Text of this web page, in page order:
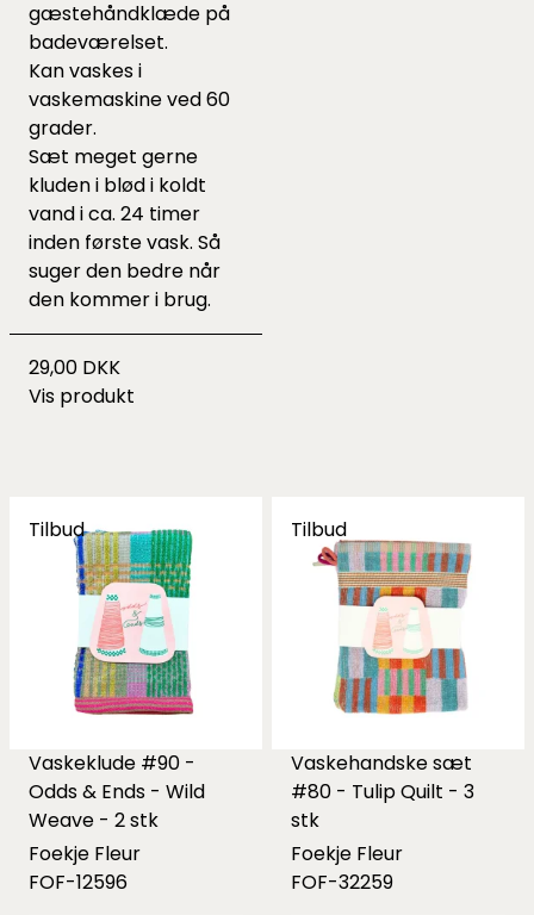
gæstehåndklæde på
badeværelset.
Kan vaskes i
vaskemaskine ved 60
grader.
Sæt meget gerne
kluden i blød i koldt
vand i ca. 24 timer
inden første vask. Så
suger den bedre når
den kommer i brug.
29,00 DKK
Vis produkt
Tilbud
Vaskeklude #90 -
Odds & Ends - Wild
Weave - 2 stk
Foekje Fleur
FOF-12596
Tilbud
Vaskehandske sæt
#80 - Tulip Quilt - 3
stk
Foekje Fleur
FOF-32259